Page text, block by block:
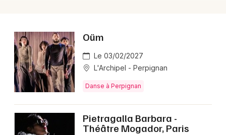
Oüm
Le 03/02/2027
L'Archipel - Perpignan
Danse à Perpignan
Pietragalla Barbara -
Théâtre Mogador, Paris